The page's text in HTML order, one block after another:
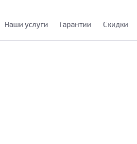
Наши услуги Гарантии Скидки